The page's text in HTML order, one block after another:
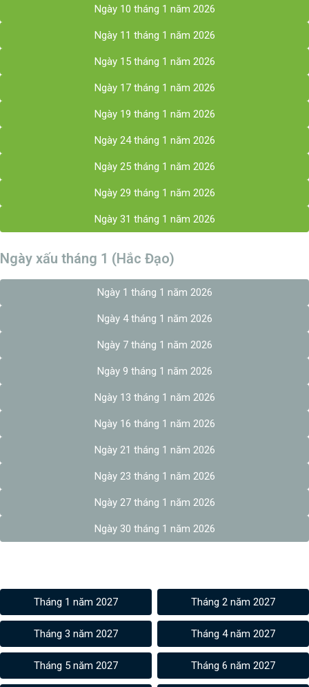
Ngày 10 tháng 1 năm 2026
Ngày 11 tháng 1 năm 2026
Ngày 15 tháng 1 năm 2026
Ngày 17 tháng 1 năm 2026
Ngày 19 tháng 1 năm 2026
Ngày 24 tháng 1 năm 2026
Ngày 25 tháng 1 năm 2026
Ngày 29 tháng 1 năm 2026
Ngày 31 tháng 1 năm 2026
Ngày xấu tháng 1 (Hắc Đạo)
Ngày 1 tháng 1 năm 2026
Ngày 4 tháng 1 năm 2026
Ngày 7 tháng 1 năm 2026
Ngày 9 tháng 1 năm 2026
Ngày 13 tháng 1 năm 2026
Ngày 16 tháng 1 năm 2026
Ngày 21 tháng 1 năm 2026
Ngày 23 tháng 1 năm 2026
Ngày 27 tháng 1 năm 2026
Ngày 30 tháng 1 năm 2026
Tháng 1 năm 2027 Tháng 2 năm 2027
Tháng 3 năm 2027 Tháng 4 năm 2027
Tháng 5 năm 2027 Tháng 6 năm 2027